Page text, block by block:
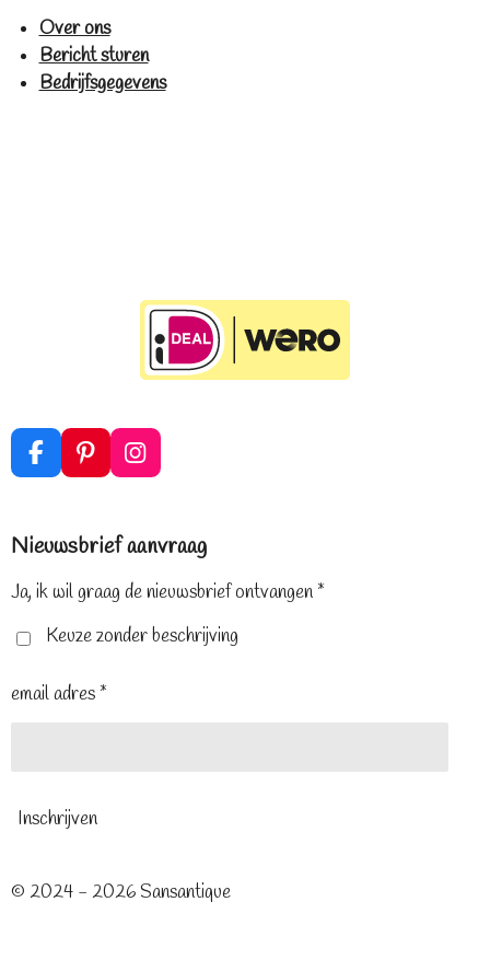
Over ons
Bericht sturen
Bedrijfsgegevens
F
a
b
o
P
i
e
e
t
I
n
a
r
m
Nieuwsbrief aanvraag
Ja, ik wil graag de nieuwsbrief ontvangen *
Keuze zonder beschrijving
email adres *
Inschrijven
© 2024 - 2026 Sansantique